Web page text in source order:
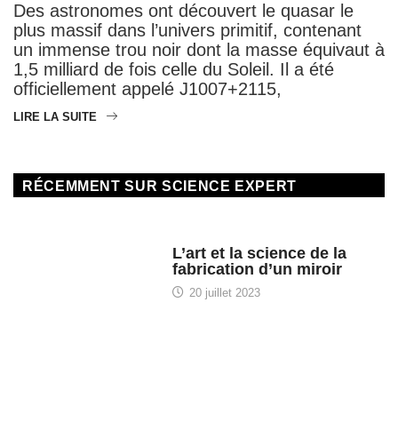
Des astronomes ont découvert le quasar le
plus massif dans l’univers primitif, contenant
un immense trou noir dont la masse équivaut à
1,5 milliard de fois celle du Soleil. Il a été
officiellement appelé J1007+2115,
LIRE LA SUITE
RÉCEMMENT SUR SCIENCE EXPERT
L’art et la science de la
fabrication d’un miroir
20 juillet 2023